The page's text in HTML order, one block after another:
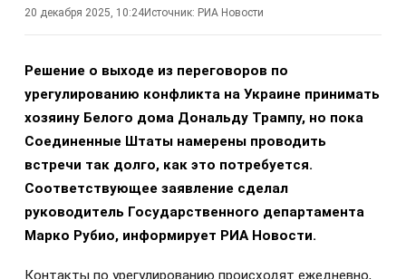
20 декабря 2025, 10:24Источник: РИА Новости
Решение о выходе из переговоров по
урегулированию конфликта на Украине принимать
хозяину Белого дома Дональду Трампу, но пока
Соединенные Штаты намерены проводить
встречи так долго, как это потребуется.
Соответствующее заявление сделал
руководитель Государственного департамента
Марко Рубио, информирует РИА Новости.
Контакты по урегулированию происходят ежедневно,